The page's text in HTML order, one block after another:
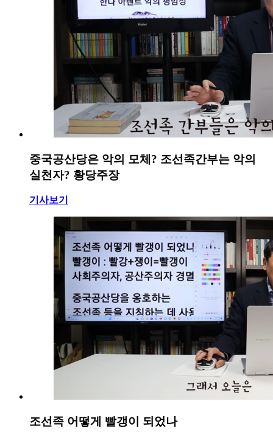
중국공산당은 악의 모체? 조선족간부는 악의
실천자? 황당주장
기사보기
조선족 어떻게 빨갱이 되었나